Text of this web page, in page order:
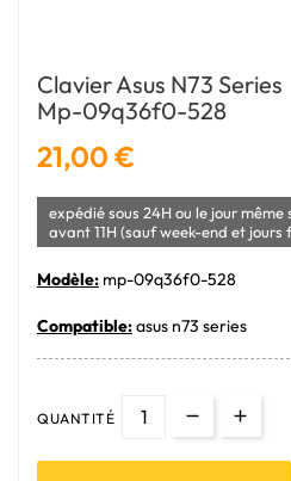
Clavier Asus N73 Series
Mp-09q36f0-528
21,00 €
expédié sous 24H ou le jour
avant 11H (sauf week-end et jours
Modèle: mp-09q36f0-528
Compatible:asus n73 series
QUANTITÉ